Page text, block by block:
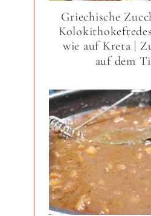
Griechische
wie auf Kreta |
auf dem